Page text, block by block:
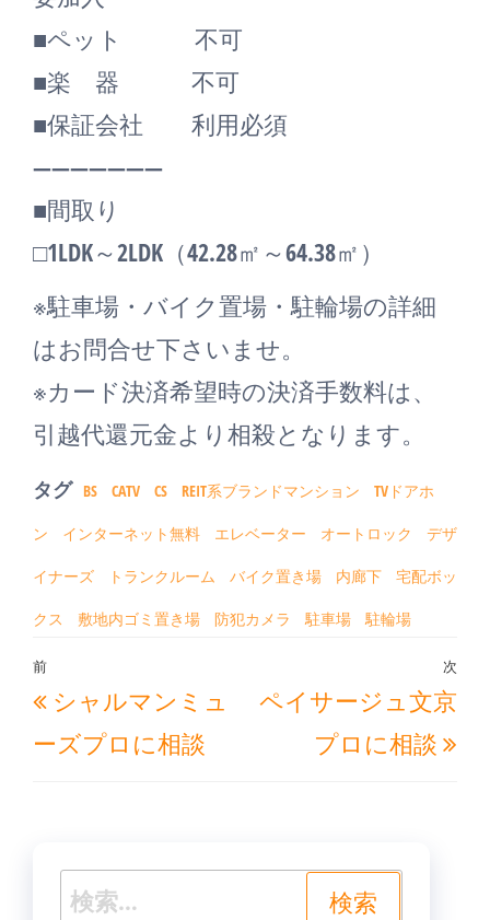
■ペット 不可
■楽 器 不可
■保証会社 利用必須
―――――――
■間取り
□1LDK～2LDK（42.28㎡～64.38㎡）
※駐車場・バイク置場・駐輪場の詳細
はお問合せ下さいませ。
※カード決済希望時の決済手数料は、
引越代還元金より相殺となります。
タグ BS CATV CS REIT系ブランドマンション TVドアホ
ン インターネット無料 エレベーター オートロック デザ
イナーズ トランクルーム バイク置き場 内廊下 宅配ボッ
クス 敷地内ゴミ置き場 防犯カメラ 駐車場 駐輪場
投
稿
ナ
過
去
前
シャルマンミュ
ーズプロに相談
次
次
ペイサージュ文京
プロに相談
検